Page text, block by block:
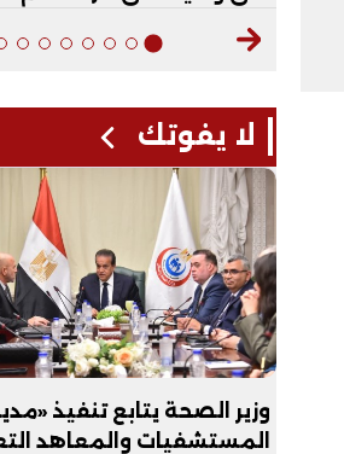
لا يفوتك
وزير الصحة يتابع تنفيذ
المستشفيات والمعاهد